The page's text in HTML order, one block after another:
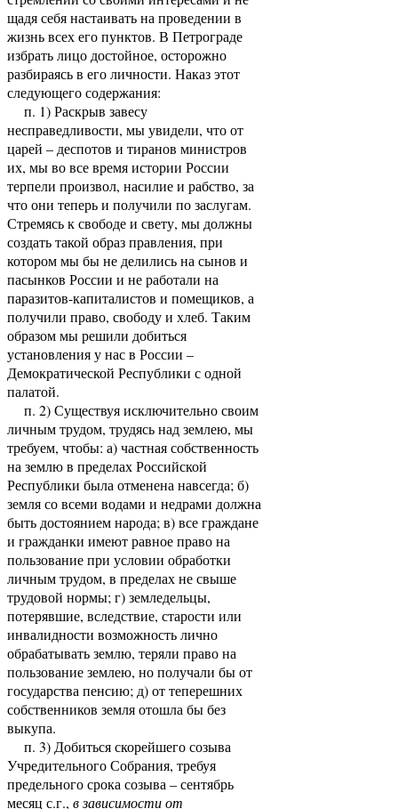
щадя себя настаивать на проведении в
жизнь всех его пунктов. В Петрограде
избрать лицо достойное, осторожно
разбираясь в его личности. Наказ этот
следующего содержания:
п. 1) Раскрыв завесу
несправедливости, мы увидели, что от
царей – деспотов и тиранов министров
их, мы во все время истории России
терпели произвол, насилие и рабство, за
что они теперь и получили по заслугам.
Стремясь к свободе и свету, мы должны
создать такой образ правления, при
котором мы бы не делились на сынов и
пасынков России и не работали на
паразитов-капиталистов и помещиков, а
получили право, свободу и хлеб. Таким
образом мы решили добиться
установления у нас в России –
Демократической Республики с одной
палатой.
п. 2) Существуя исключительно своим
личным трудом, трудясь над землею, мы
требуем, чтобы: а) частная собственность
на землю в пределах Российской
Республики была отменена навсегда; б)
земля со всеми водами и недрами должна
быть достоянием народа; в) все граждане
и гражданки имеют равное право на
пользование при условии обработки
личным трудом, в пределах не свыше
трудовой нормы; г) земледельцы,
потерявшие, вследствие, старости или
инвалидности возможность лично
обрабатывать землю, теряли право на
пользование землею, но получали бы от
государства пенсию; д) от теперешних
собственников земля отошла бы без
выкупа.
п. 3) Добиться скорейшего созыва
Учредительного Собрания, требуя
предельного срока созыва – сентябрь
месяц с.г., в зависимости от